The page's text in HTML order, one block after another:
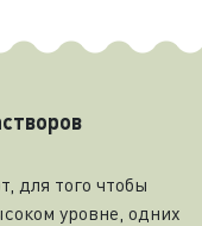
для того чтобы
уровне, одних